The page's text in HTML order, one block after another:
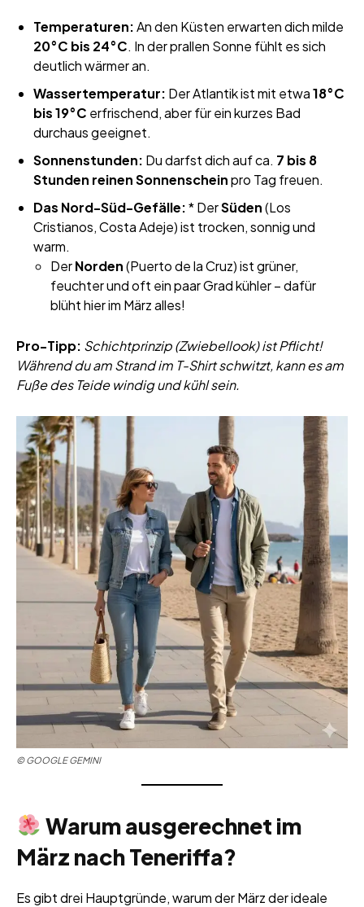
Temperaturen:An den Küsten erwarten dich milde
20°C bis 24°C. In der prallen Sonne fühlt es sich
deutlich wärmer an.
Wassertemperatur: Der Atlantik ist mit etwa18°C
bis 19°C erfrischend, aber für ein kurzes Bad
durchaus geeignet.
Sonnenstunden: Du darfst dich auf ca. 7 bis 8
Stunden reinen Sonnenscheinpro Tag freuen.
Das Nord-Süd-Gefälle:* DerSüden(Los
Cristianos, Costa Adeje) ist trocken, sonnig und
warm.
DerNorden(Puerto de la Cruz) ist grüner,
feuchter und oft ein paar Grad kühler – dafür
blüht hier im März alles!
Pro-Tipp: Schichtprinzip (Zwiebellook) ist Pflicht!
Während du am Strand im T-Shirt schwitzt, kann es am
Fuße des Teide windig und kühl sein.
©GOOGLE GEMINI
Warum ausgerechnet im
März nach Teneriffa?
Es gibt drei Hauptgründe, warum der März der ideale